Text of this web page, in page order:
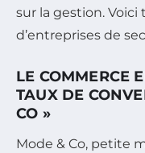
sur la gestion. Voici
d’entreprises de
LE COMMERCE
TAUX DE
CO »
Mode & Co, petite